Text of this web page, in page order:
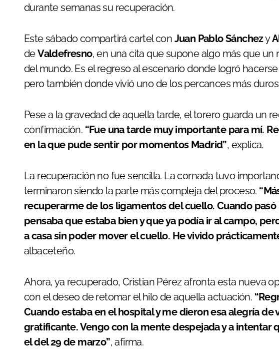
durante semanas su recuperación.
Este sábado compartirá cartel con Juan Pablo Sánchezy
deValdefresno, en una cita que supone algo más que un
del mundo. Es el regreso al escenario donde logró
pero también donde vivió uno de los percances más
Pese a la gravedad de aquella tarde, el torero guarda un
confirmación. “Fue una tarde muy importante para mí.
en la que pude sentir por momentos Madrid”, explica.
La recuperación no fue sencilla. La cornada tuvo
terminaron siendo la parte más compleja del proceso.
recuperarme de los ligamentos del cuello. Cuando pasó
pensaba que estaba bien y que ya podía ir al campo,
a casa sin poder mover el cuello. He vivido
albaceteño.
Ahora, ya recuperado, Cristian Pérez afronta esta nueva
con el deseo de retomar el hilo de aquella actuación.
Cuando estaba en el hospital y me dieron esa alegría de
gratificante. Vengo con la mente despejada y a intentar
el del 29 de marzo”, afirma.